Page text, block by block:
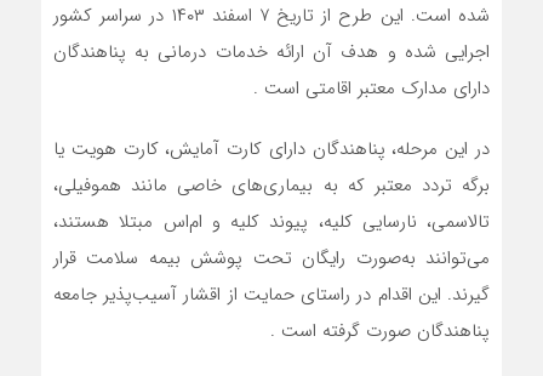
شده است. این طرح از تاریخ ۷ اسفند ۱۴۰۳ در سراسر کشور
اجرایی شده و هدف آن ارائه خدمات درمانی به پناهندگان
دارای مدارک معتبر اقامتی است .
در این مرحله، پناهندگان دارای کارت آمایش، کارت هویت یا
برگه تردد معتبر که به بیماری‌های خاصی مانند هموفیلی،
تالاسمی، نارسایی کلیه، پیوند کلیه و ام‌اس مبتلا هستند،
می‌توانند به‌صورت رایگان تحت پوشش بیمه سلامت قرار
گیرند. این اقدام در راستای حمایت از اقشار آسیب‌پذیر جامعه
پناهندگان صورت گرفته است .